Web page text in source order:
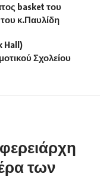
basket του
κ.Παυλίδη
Hall)
Σχολείου
των